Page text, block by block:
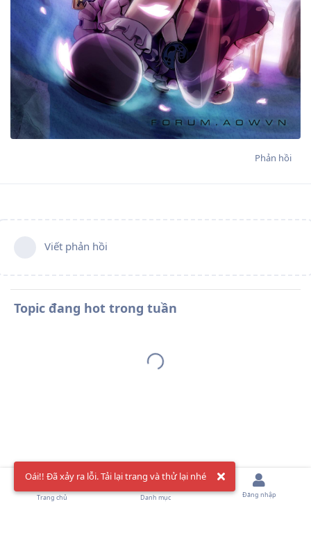
Phản hồi
Viết phản hồi
Topic đang hot trong tuần
Oái!! Đã xảy ra lỗi. Tải lại trang và thử lại nhé
Trang chủ Danh mục Đăng nhập